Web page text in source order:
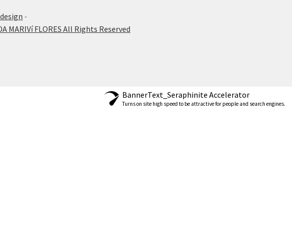
-
MARIVí FLORES All Rights Reserved
BannerText_Seraphinite Accelerator
Turns on site high speed to be attractive for people and search engines.